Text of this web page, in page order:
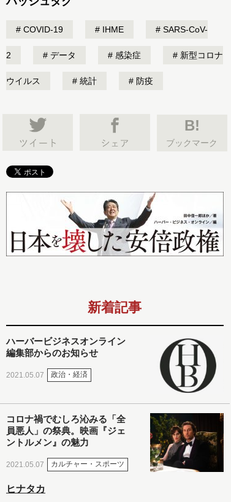
COVID-19 IHME SARS-CoV-
2 データ 感染症 新型コロナ
ウイルス 統計 防疫
B!
ブックマーク
新着記事
ハーバービジネスオンライン
編集部からのお知らせ
2021.05.07 政治・経済
コロナ禍でむしろ沁みる「全
員悪人」の祭典。映画『ジェ
ントルメン』の魅力
2021.05.07 カルチャー・スポーツ
ヒナタカ